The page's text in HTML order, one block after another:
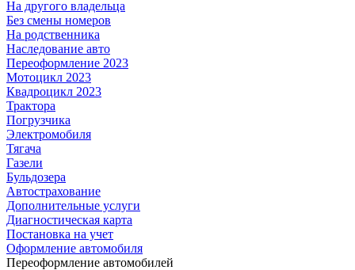
На другого владельца
Без смены номеров
На родственника
Наследование авто
Переоформление 2023
Мотоцикл 2023
Квадроцикл 2023
Трактора
Погрузчика
Электромобиля
Тягача
Газели
Бульдозера
Автострахование
Дополнительные услуги
Диагностическая карта
Постановка на учет
Оформление автомобиля
Переоформление автомобилей